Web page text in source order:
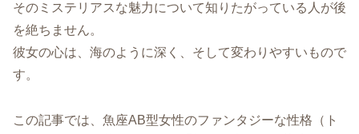
そのミステリアスな魅力について知りたがっている人が後
を絶ちません。
彼女の心は、海のように深く、そして変わりやすいもので
す。
この記事では、魚座AB型女性のファンタジーな性格（ト